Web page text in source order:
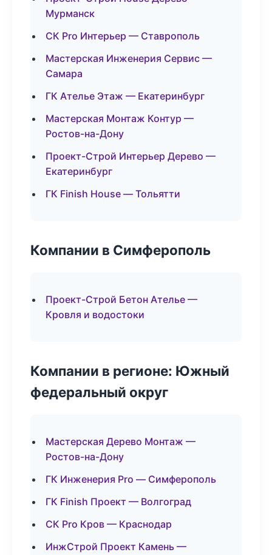
Мурманск
СК Pro Интерьер — Ставрополь
Мастерская Инженерия Сервис —
Самара
ГК Ателье Этаж — Екатеринбург
Мастерская Монтаж Контур —
Ростов-на-Дону
Проект-Строй Интерьер Дерево —
Екатеринбург
ГК Finish House — Тольятти
Компании в Симферополь
Проект-Строй Бетон Ателье —
Кровля и водостоки
Компании в регионе: Южный
федеральный округ
Мастерская Дерево Монтаж —
Ростов-на-Дону
ГК Инженерия Pro — Симферополь
ГК Finish Проект — Волгоград
СК Pro Кров — Краснодар
ИнжСтрой Проект Камень —